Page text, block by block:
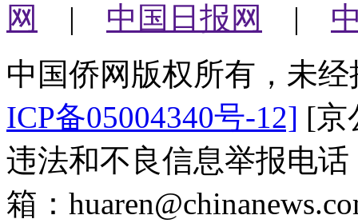
网
| 中国日报网 |
中国侨网版权所有，未
ICP备05004340号-12] [京
违法和不良信息举报电话
箱：